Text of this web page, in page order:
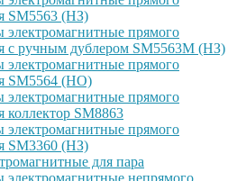
SM5563 (НЗ)
электромагнитные прямого
с ручным дублером SM5563M (НЗ)
электромагнитные прямого
SM5564 (НО)
электромагнитные прямого
коллектор SM8863
электромагнитные прямого
SM3360 (НЗ)
для пара
электромагнитные непрямого